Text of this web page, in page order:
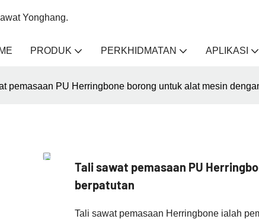
Yonghang.
PRODUK PERKHIDMATAN APLIKASI
pemasaan PU Herringbone borong untuk alat mesin
Tali sawat pemasaan PU
berpatutan
Tali sawat pemasaan Herringbone ialah